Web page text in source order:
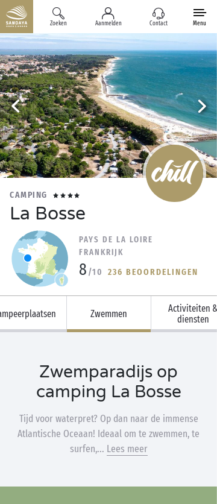
Zoeken Aanmelden Contact Menu
CAMPING
La Bosse
PAYS DE LA LOIRE
FRANKRIJK
8 /10 236 BEOORDELINGEN
Zwemmen
Activiteiten &
diensten
Zwemparadijs op
camping La Bosse
Tijd voor waterpret? Op dan naar de immense
Atlantische Oceaan! Ideaal om te zwemmen, te
surfen,... Lees meer